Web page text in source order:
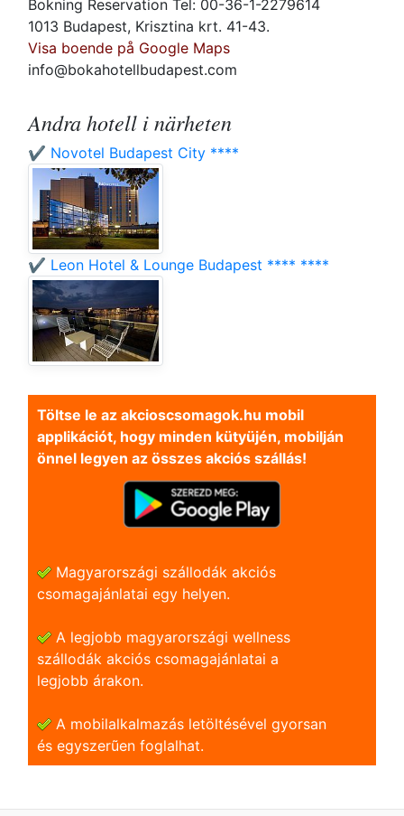
Bokning Reservation Tel: 00-36-1-2279614
1013 Budapest, Krisztina krt. 41-43.
Visa boende på Google Maps
info@bokahotellbudapest.com
Andra hotell i närheten
✔️ Novotel Budapest City ****
✔️ Leon Hotel & Lounge Budapest **** ****
Töltse le az akcioscsomagok.hu mobil
applikációt, hogy minden kütyüjén, mobilján
önnel legyen az összes akciós szállás!
Magyarországi szállodák akciós
csomagajánlatai egy helyen.
A legjobb magyarországi wellness
szállodák akciós csomagajánlatai a
legjobb árakon.
A mobilalkalmazás letöltésével gyorsan
és egyszerũen foglalhat.